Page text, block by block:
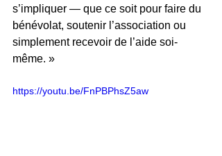
s’impliquer — que ce soit pour faire du
bénévolat, soutenir l’association ou
simplement recevoir de l’aide soi-
même. »
https://youtu.be/FnPBPhsZ5aw